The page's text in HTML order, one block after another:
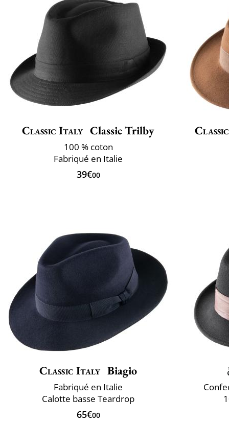
Classic Italy Classic Trilby
100 % coton
Fabriqué en Italie
39€00
Classic Italy Biagio
Fabriqué en Italie
Calotte basse Teardrop
65€00